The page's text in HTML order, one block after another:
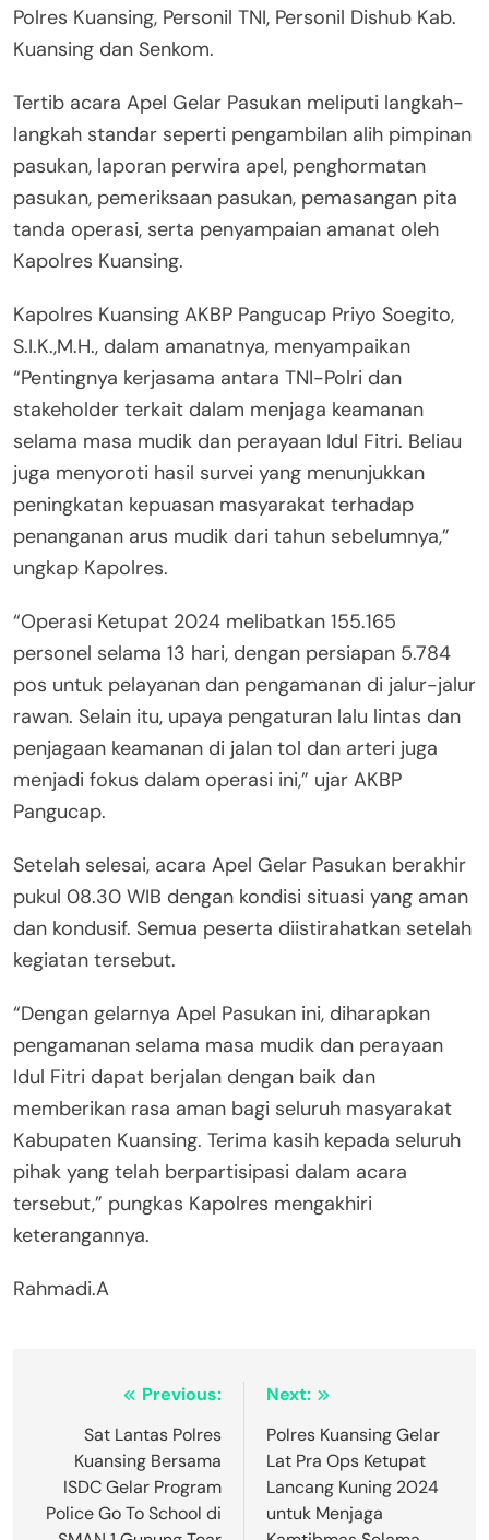
Polres Kuansing, Personil TNI, Personil Dishub Kab.
Kuansing dan Senkom.
Tertib acara Apel Gelar Pasukan meliputi langkah-
langkah standar seperti pengambilan alih pimpinan
pasukan, laporan perwira apel, penghormatan
pasukan, pemeriksaan pasukan, pemasangan pita
tanda operasi, serta penyampaian amanat oleh
Kapolres Kuansing.
Kapolres Kuansing AKBP Pangucap Priyo Soegito,
S.I.K.,M.H., dalam amanatnya, menyampaikan
“Pentingnya kerjasama antara TNI-Polri dan
stakeholder terkait dalam menjaga keamanan
selama masa mudik dan perayaan Idul Fitri. Beliau
juga menyoroti hasil survei yang menunjukkan
peningkatan kepuasan masyarakat terhadap
penanganan arus mudik dari tahun sebelumnya,”
ungkap Kapolres.
“Operasi Ketupat 2024 melibatkan 155.165
personel selama 13 hari, dengan persiapan 5.784
pos untuk pelayanan dan pengamanan di jalur-jalur
rawan. Selain itu, upaya pengaturan lalu lintas dan
penjagaan keamanan di jalan tol dan arteri juga
menjadi fokus dalam operasi ini,” ujar AKBP
Pangucap.
Setelah selesai, acara Apel Gelar Pasukan berakhir
pukul 08.30 WIB dengan kondisi situasi yang aman
dan kondusif. Semua peserta diistirahatkan setelah
kegiatan tersebut.
“Dengan gelarnya Apel Pasukan ini, diharapkan
pengamanan selama masa mudik dan perayaan
Idul Fitri dapat berjalan dengan baik dan
memberikan rasa aman bagi seluruh masyarakat
Kabupaten Kuansing. Terima kasih kepada seluruh
pihak yang telah berpartisipasi dalam acara
tersebut,” pungkas Kapolres mengakhiri
keterangannya.
Rahmadi.A
NavigasiPrevious:
Sat Lantas Polres
Kuansing Bersama
ISDC Gelar Program
Police Go To School di
Next:
Polres Kuansing Gelar
Lat Pra Ops Ketupat
Lancang Kuning 2024
untuk Menjaga